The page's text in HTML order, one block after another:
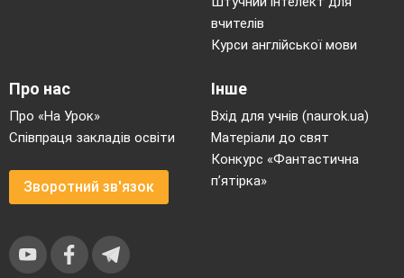
вчителів
Курси англійської мови
Про нас
Про «На Урок»
Співпраця закладів освіти
Зворотний зв'язок
Інше
Вхід для учнів (naurok.ua)
Матеріали до свят
Конкурс «Фантастична
п’ятірка»